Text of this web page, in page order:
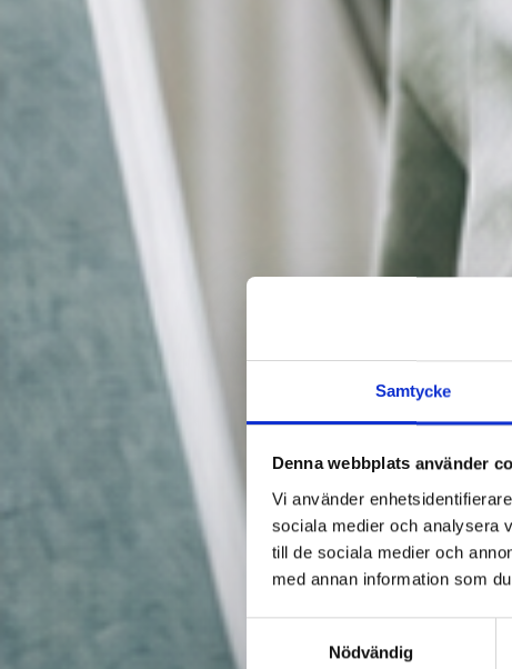
Samtycke
Denna webbplats använder
Vi använder
sociala medier och analysera
till de sociala medier och
med annan information som
Nödvändig